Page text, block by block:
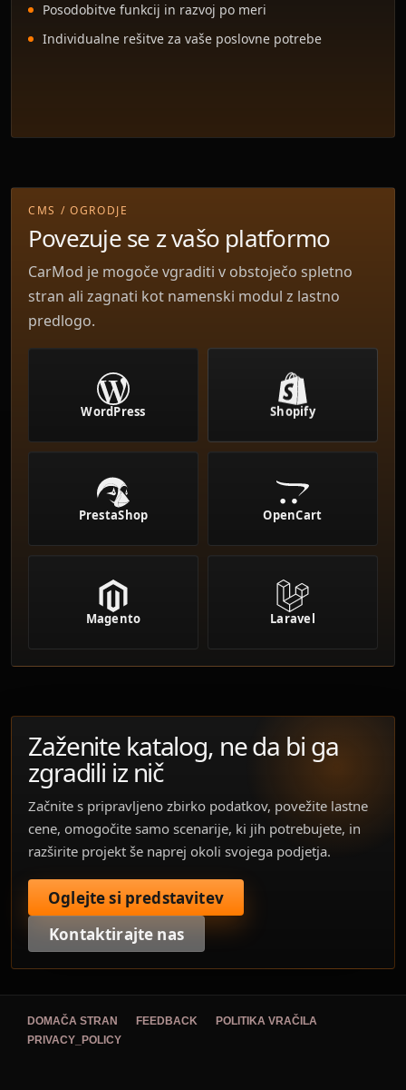
Posodobitve funkcij in razvoj po meri
Individualne rešitve za vaše poslovne potrebe
CMS / OGRODJE
Povezuje se z vašo platformo
CarMod je mogoče vgraditi v obstoječo spletno
stran ali zagnati kot namenski modul z lastno
predlogo.
WordPress Shopify
PrestaShop OpenCart
Magento Laravel
Zaženite katalog, ne da bi ga
zgradili iz nič
Začnite s pripravljeno zbirko podatkov, povežite lastne
cene, omogočite samo scenarije, ki jih potrebujete, in
razširite projekt še naprej okoli svojega podjetja.
Oglejte si predstavitev
Kontaktirajte nas
DOMAČA STRAN FEEDBACK
POLITIKA VRAČILA
PRIVACY_POLICY